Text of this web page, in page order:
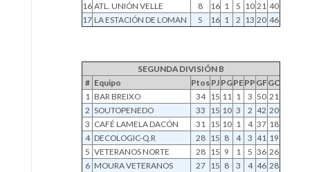
16 ATL. UNIÓN VELLE 8 16 1 5 10 21 40
17 LA ESTACIÓN DE LOMAN 5 16 1 2 13 20 46
SEGUNDA DIVISIÓN B
# Equipo Ptos PJ PGPEPP GFGC
1 BAR BREIXO 34 15 11 1 3 50 21
2 SOUTOPENEDO 33 15 10 3 2 42 20
3 CAFÉ LAMELA DACÓN 31 15 10 1 4 37 18
4 DECOLOGIC-Q.R 28 15 8 4 3 41 19
5 VETERANOS NORTE 28 15 9 1 5 36 26
6 MOURA VETERANOS 27 15 8 3 4 46 28